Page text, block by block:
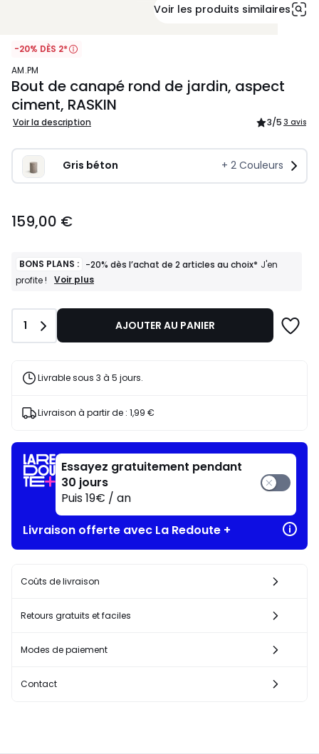
Voir les produits similaires
-20% DÈS 2*
AM.PM
Bout de canapé rond de jardin, aspect
ciment, RASKIN
Voir la description 3/5 3 avis
Gris béton + 2 Couleurs
€.
159,00 €
BONS PLANS : -20% dès l’achat de 2 articles au choix* J'en
profite !
BONS
-20%
l’achat
articles
J'en
Voir plus
Quantité
1 AJOUTER AU PANIER
Livrable sous 3 à 5 jours.
Livraison à partir de : 1,99 €
Essayez gratuitement pendant
30 jours
Puis 19€ / an
Livraison offerte avec La Redoute +
Coûts de livraison
Retours gratuits et faciles
Modes de paiement
Contact